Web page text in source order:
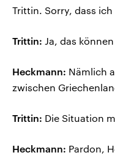
Trittin. Sorry, dass
Trittin: Ja, das
Heckmann: Nämlich
zwischen
Trittin: Die Situation
Heckmann: Pardon,